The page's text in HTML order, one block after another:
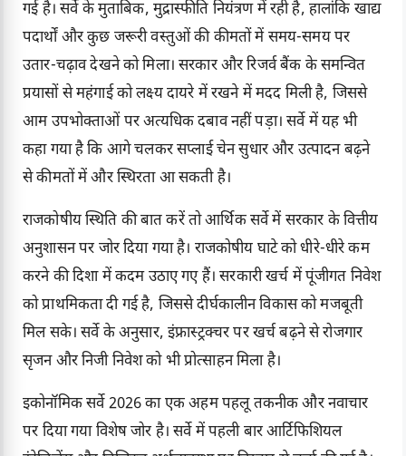
गई है। सर्वे के मुताबिक, मुद्रास्फीति नियंत्रण में रही है, हालांकि खाद्य
पदार्थों और कुछ जरूरी वस्तुओं की कीमतों में समय-समय पर
उतार-चढ़ाव देखने को मिला। सरकार और रिजर्व बैंक के समन्वित
प्रयासों से महंगाई को लक्ष्य दायरे में रखने में मदद मिली है, जिससे
आम उपभोक्ताओं पर अत्यधिक दबाव नहीं पड़ा। सर्वे में यह भी
कहा गया है कि आगे चलकर सप्लाई चेन सुधार और उत्पादन बढ़ने
से कीमतों में और स्थिरता आ सकती है।
राजकोषीय स्थिति की बात करें तो आर्थिक सर्वे में सरकार के वित्तीय
अनुशासन पर जोर दिया गया है। राजकोषीय घाटे को धीरे-धीरे कम
करने की दिशा में कदम उठाए गए हैं। सरकारी खर्च में पूंजीगत निवेश
को प्राथमिकता दी गई है, जिससे दीर्घकालीन विकास को मजबूती
मिल सके। सर्वे के अनुसार, इंफ्रास्ट्रक्चर पर खर्च बढ़ने से रोजगार
सृजन और निजी निवेश को भी प्रोत्साहन मिला है।
इकोनॉमिक सर्वे 2026 का एक अहम पहलू तकनीक और नवाचार
पर दिया गया विशेष जोर है। सर्वे में पहली बार आर्टिफिशियल